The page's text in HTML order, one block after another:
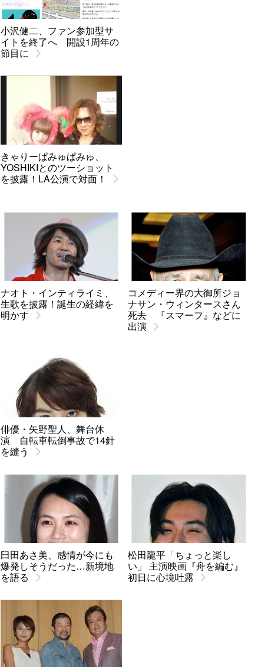
小沢健二、ファン参加型サ
イトを終了へ 開設1周年の
節目に
きゃりーぱみゅぱみゅ、
YOSHIKIとのツーショット
を披露！LA公演で対面！
ナオト・インティライミ、
生歌を披露！誕生の経緯を
明かす
コメディー界の大御所ジョ
ナサン・ウィンタースさん
死去 『スマーフ』などに
出演
俳優・矢野聖人、舞台休
演 自転車転倒事故で14針
を縫う
臼田あさ美、感情が今にも
爆発しそうだった…新境地
を語る
松田龍平「ちょっと楽し
い」 主演映画『舟を編む』
初日に心境吐露